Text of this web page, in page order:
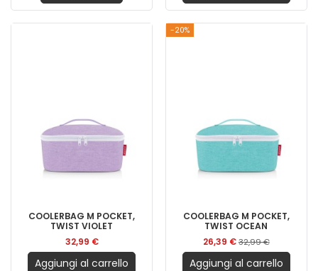
COOLERBAG M POCKET,
TWIST VIOLET
32,99 €
Aggiungi al carrello
-20%
COOLERBAG M POCKET,
TWIST OCEAN
26,39 €32,99 €
Aggiungi al carrello